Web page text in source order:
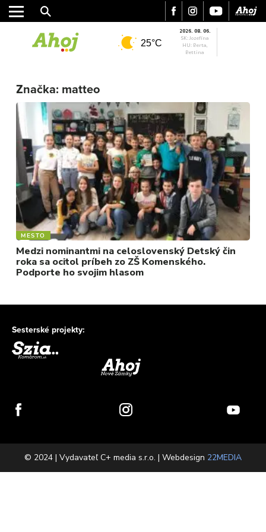
KULTÚRA
FOTKY
VIDEO
MIX
25°C
2026. 08. 06.
SK: Jozefína
HU: Berta,
Bettina
Značka: matteo
MESTO
Medzi nominantmi na celoslovenský Detský čin
roka sa ocitol príbeh zo ZŠ Komenského.
Podporte ho svojim hlasom
Sesterské projekty:
© 2024 | Vydavateľ C+ media s.r.o. | Webdesign 22MEDIA